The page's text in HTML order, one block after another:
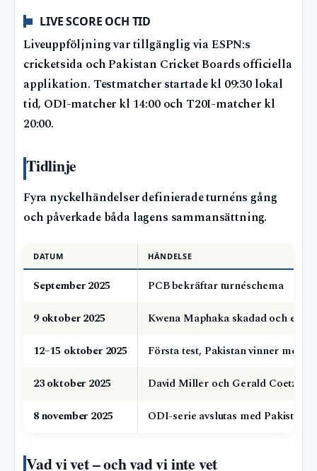
LIVE SCORE OCH TID
Liveuppföljning var tillgänglig via ESPN:s
cricketsida och Pakistan Cricket Boards officiella
applikation. Testmatcher startade kl 09:30 lokal
tid, ODI-matcher kl 14:00 och T20I-matcher kl
20:00.
Tidlinje
Fyra nyckelhändelser definierade turnéns gång
och påverkade båda lagens sammansättning.
DATUM HÄNDELSE
September 2025
PCB bekräftar turnéschema
9 oktober 2025
Kwena Maphaka skadad och ersatt
12–15 oktober 2025
Första test, Pakistan vinner med
23 oktober 2025
David Miller och Gerald Coetzee
8 november 2025
ODI-serie avslutas med Pakistan-
Vad vi vet – och vad vi inte vet